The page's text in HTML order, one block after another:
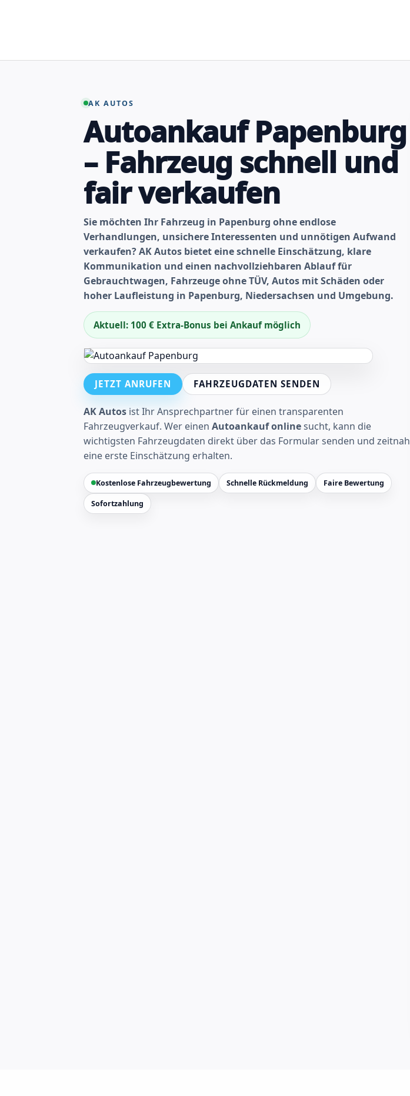
AK AUTOS
Autoankauf Papenburg
– Fahrzeug schnell und
fair verkaufen
Sie möchten Ihr Fahrzeug in Papenburg ohne endlose
Verhandlungen, unsichere Interessenten und unnötigen Aufwand
verkaufen? AK Autos bietet eine schnelle Einschätzung, klare
Kommunikation und einen nachvollziehbaren Ablauf für
Gebrauchtwagen, Fahrzeuge ohne TÜV, Autos mit Schäden oder
hoher Laufleistung in Papenburg, Niedersachsen und Umgebung.
Aktuell: 100 € Extra-Bonus bei Ankauf möglich
JETZT ANRUFEN FAHRZEUGDATEN SENDEN
AK Autos ist Ihr Ansprechpartner für einen transparenten
Fahrzeugverkauf. Wer einen Autoankauf onlinesucht, kann die
wichtigsten Fahrzeugdaten direkt über das Formular senden und zeitnah
eine erste Einschätzung erhalten.
Kostenlose Fahrzeugbewertung Schnelle Rückmeldung Faire Bewertung
Sofortzahlung